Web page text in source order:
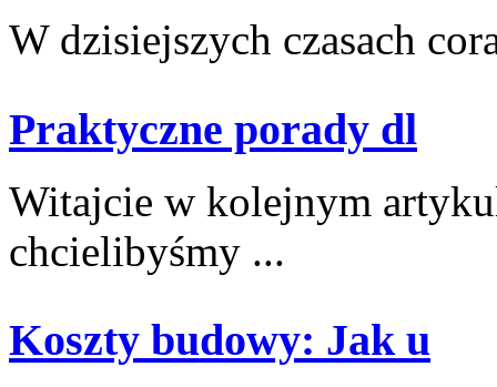
W dzisiejszych czasach
Praktyczne porady dl
Witajcie w kolejnym
chcielibyśmy ...
Koszty budowy: Jak u